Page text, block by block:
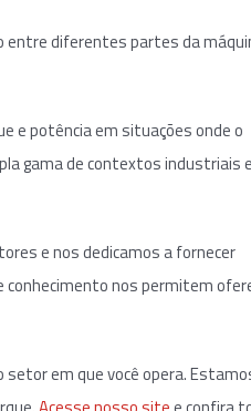
entre diferentes partes da
e potência em situações onde o
gama de contextos industriais e
e nos dedicamos a fornecer
conhecimento nos permitem
setor em que você opera.